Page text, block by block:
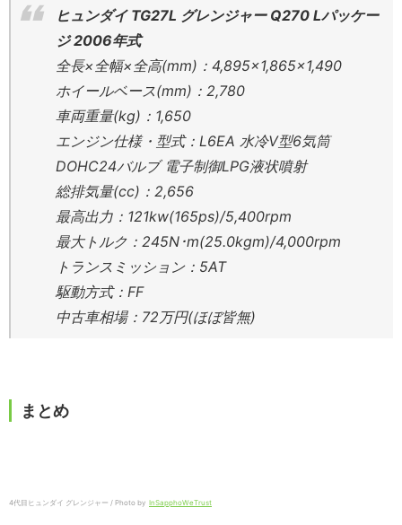
ヒュンダイ TG27L グレンジャー Q270 Lパッケー
ジ 2006年式
全長×全幅×全高(mm)：4,895×1,865×1,490
ホイールベース(mm)：2,780
車両重量(kg)：1,650
エンジン仕様・型式：L6EA 水冷V型6気筒
DOHC24バルブ 電子制御LPG液状噴射
総排気量(cc)：2,656
最高出力：121kw(165ps)/5,400rpm
最大トルク：245N･m(25.0kgm)/4,000rpm
トランスミッション：5AT
駆動方式：FF
中古車相場：72万円(ほぼ皆無)
まとめ
4代目ヒュンダイ グレンジャー / Photo by InSapphoWeTrust